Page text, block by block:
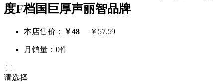
度F档国巨厚声丽智品牌
本店售价： ￥48 ￥57.59
月销量：0件
请选择